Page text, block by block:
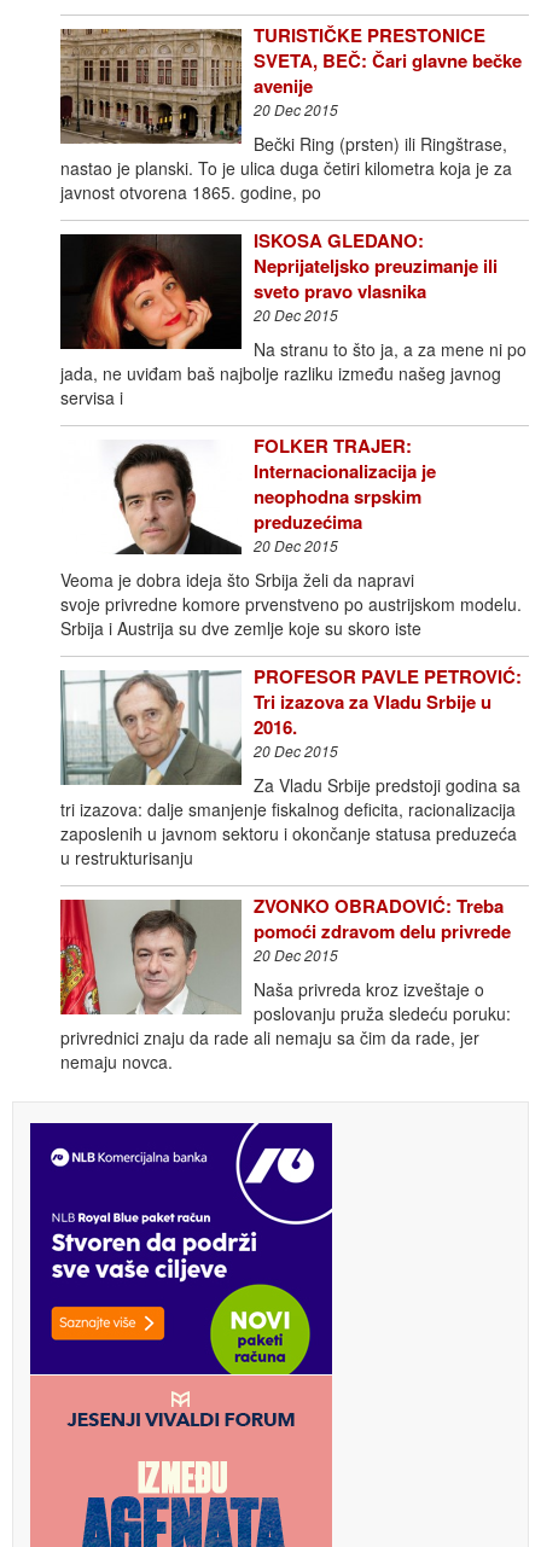
TURISTIČKE PRESTONICE
SVETA, BEČ: Čari glavne bečke
avenije
20 Dec 2015
Bečki Ring (prsten) ili Ringštrase,
nastao je planski. To je ulica duga četiri kilometra koja je za
javnost otvorena 1865. godine, po
ISKOSA GLEDANO:
Neprijateljsko preuzimanje ili
sveto pravo vlasnika
20 Dec 2015
Na stranu to što ja, a za mene ni po
jada, ne uviđam baš najbolje razliku između našeg javnog
servisa i
FOLKER TRAJER:
Internacionalizacija je
neophodna srpskim
preduzećima
20 Dec 2015
Veoma je dobra ideja što Srbija želi da napravi
svoje privredne komore prvenstveno po austrijskom modelu.
Srbija i Austrija su dve zemlje koje su skoro iste
PROFESOR PAVLE PETROVIĆ:
Tri izazova za Vladu Srbije u
2016.
20 Dec 2015
Za Vladu Srbije predstoji godina sa
tri izazova: dalje smanjenje fiskalnog deficita, racionalizacija
zaposlenih u javnom sektoru i okončanje statusa preduzeća
u restrukturisanju
ZVONKO OBRADOVIĆ: Treba
pomoći zdravom delu privrede
20 Dec 2015
Naša privreda kroz izveštaje o
poslovanju pruža sledeću poruku:
privrednici znaju da rade ali nemaju sa čim da rade, jer
nemaju novca.